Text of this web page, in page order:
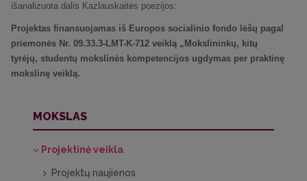
išanalizuota dalis Kazlauskaitės poezijos:
Projektas finansuojamas iš Europos socialinio fondo lėšų pagal
priemonės Nr. 09.33.3-LMT-K-712 veiklą „Mokslininkų, kitų
tyrėjų, studentų mokslinės kompetencijos ugdymas per praktinę
mokslinę veiklą.
MOKSLAS
Projektinė veikla
Projektų naujienos